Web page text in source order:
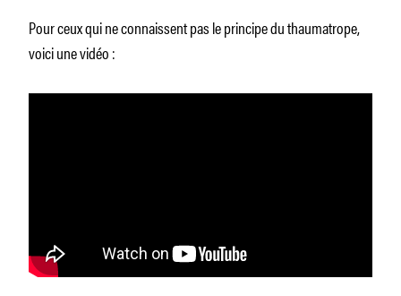
Pour ceux qui ne connaissent pas le principe du thaumatrope,
voici une vidéo :